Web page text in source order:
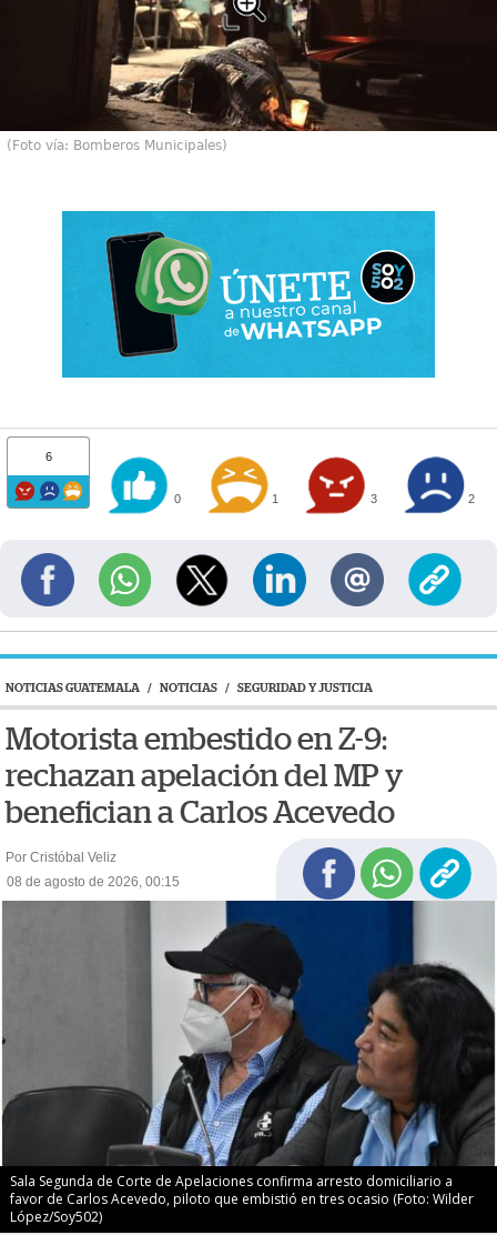
(Foto vía: Bomberos Municipales)
6
0 1 3 2
NOTICIAS GUATEMALA / NOTICIAS / SEGURIDAD Y JUSTICIA
Motorista embestido en Z-9:
rechazan apelación del MP y
benefician a Carlos Acevedo
Por Cristóbal Veliz
08 de agosto de 2026, 00:15
Sala Segunda de Corte de Apelaciones confirma arresto domiciliario a
favor de Carlos Acevedo, piloto que embistió en tres ocasio (Foto: Wilder
López/Soy502)